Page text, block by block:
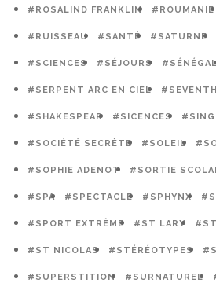
#ROSALIND FRANKLIN #ROUMANIE
#RUISSEAU #SANTÉ #SATURNE
#SCIENCES #SÉJOURS
#SERPENT ARC EN CIEL
#SHAKESPEAR #SICENCES
#SOCIÉTÉ SECRÈTE #SOLEIL
#SOPHIE ADENOT #SORTIE
#SPA #SPECTACLE #SPHYNX
#SPORT EXTRÊME #ST LARY
#ST NICOLAS #STÉRÉOTYPES
#SUPERSTITION #SURNATUREL